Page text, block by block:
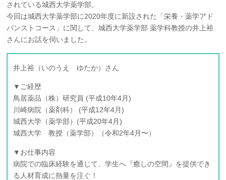
されている城西大学薬学部。
今回は城西大学薬学部に2020年度に新設された「栄養・薬学アド
バンストコース」に関して、城西大学薬学部 薬学科教授の井上裕
さんにお話を伺いました。
井上裕（いのうえ ゆたか）さん
▼ご経歴
鳥居薬品（株）研究員 (平成10年4月)
川崎病院（薬剤科） (平成12年4月)
城西大学（薬学部）(平成20年4月)
城西大学 教授（薬学部）（令和2年4月〜）
▼お仕事内容
病院での臨床経験を通じて、学生へ『癒しの空間』を提供でき
る人材育成に熱量を注ぐ！